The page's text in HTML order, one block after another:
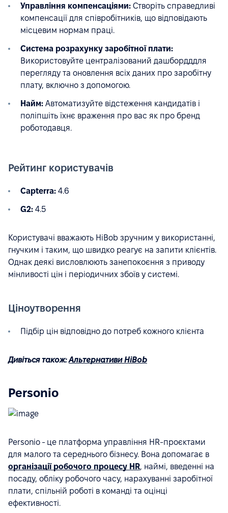
Управління компенсаціями: Створіть справедливі
компенсації для співробітників, що відповідають
місцевим нормам праці.
Система розрахунку заробітної плати:
Використовуйте централізований дашбордддля
перегляду та оновлення всіх даних про заробітну
плату, включно з допомогою.
Найм: Автоматизуйте відстеження кандидатів і
поліпшіть їхнє враження про вас як про бренд
роботодавця.
Рейтинг користувачів
Capterra: 4.6
G2: 4.5
Користувачі вважають HiBob зручним у використанні,
гнучким і таким, що швидко реагує на запити клієнтів.
Однак деякі висловлюють занепокоєння з приводу
мінливості цін і періодичних збоїв у системі.
Ціноутворення
Підбір цін відповідно до потреб кожного клієнта
Дивіться також:Альтернативи HiBob
Personio
Personio - це платформа управління HR-проєктами
для малого та середнього бізнесу. Вона допомагає в
організації робочого процесу HR, наймі, введенні на
посаду, обліку робочого часу, нарахуванні заробітної
плати, спільній роботі в команді та оцінці
ефективності.